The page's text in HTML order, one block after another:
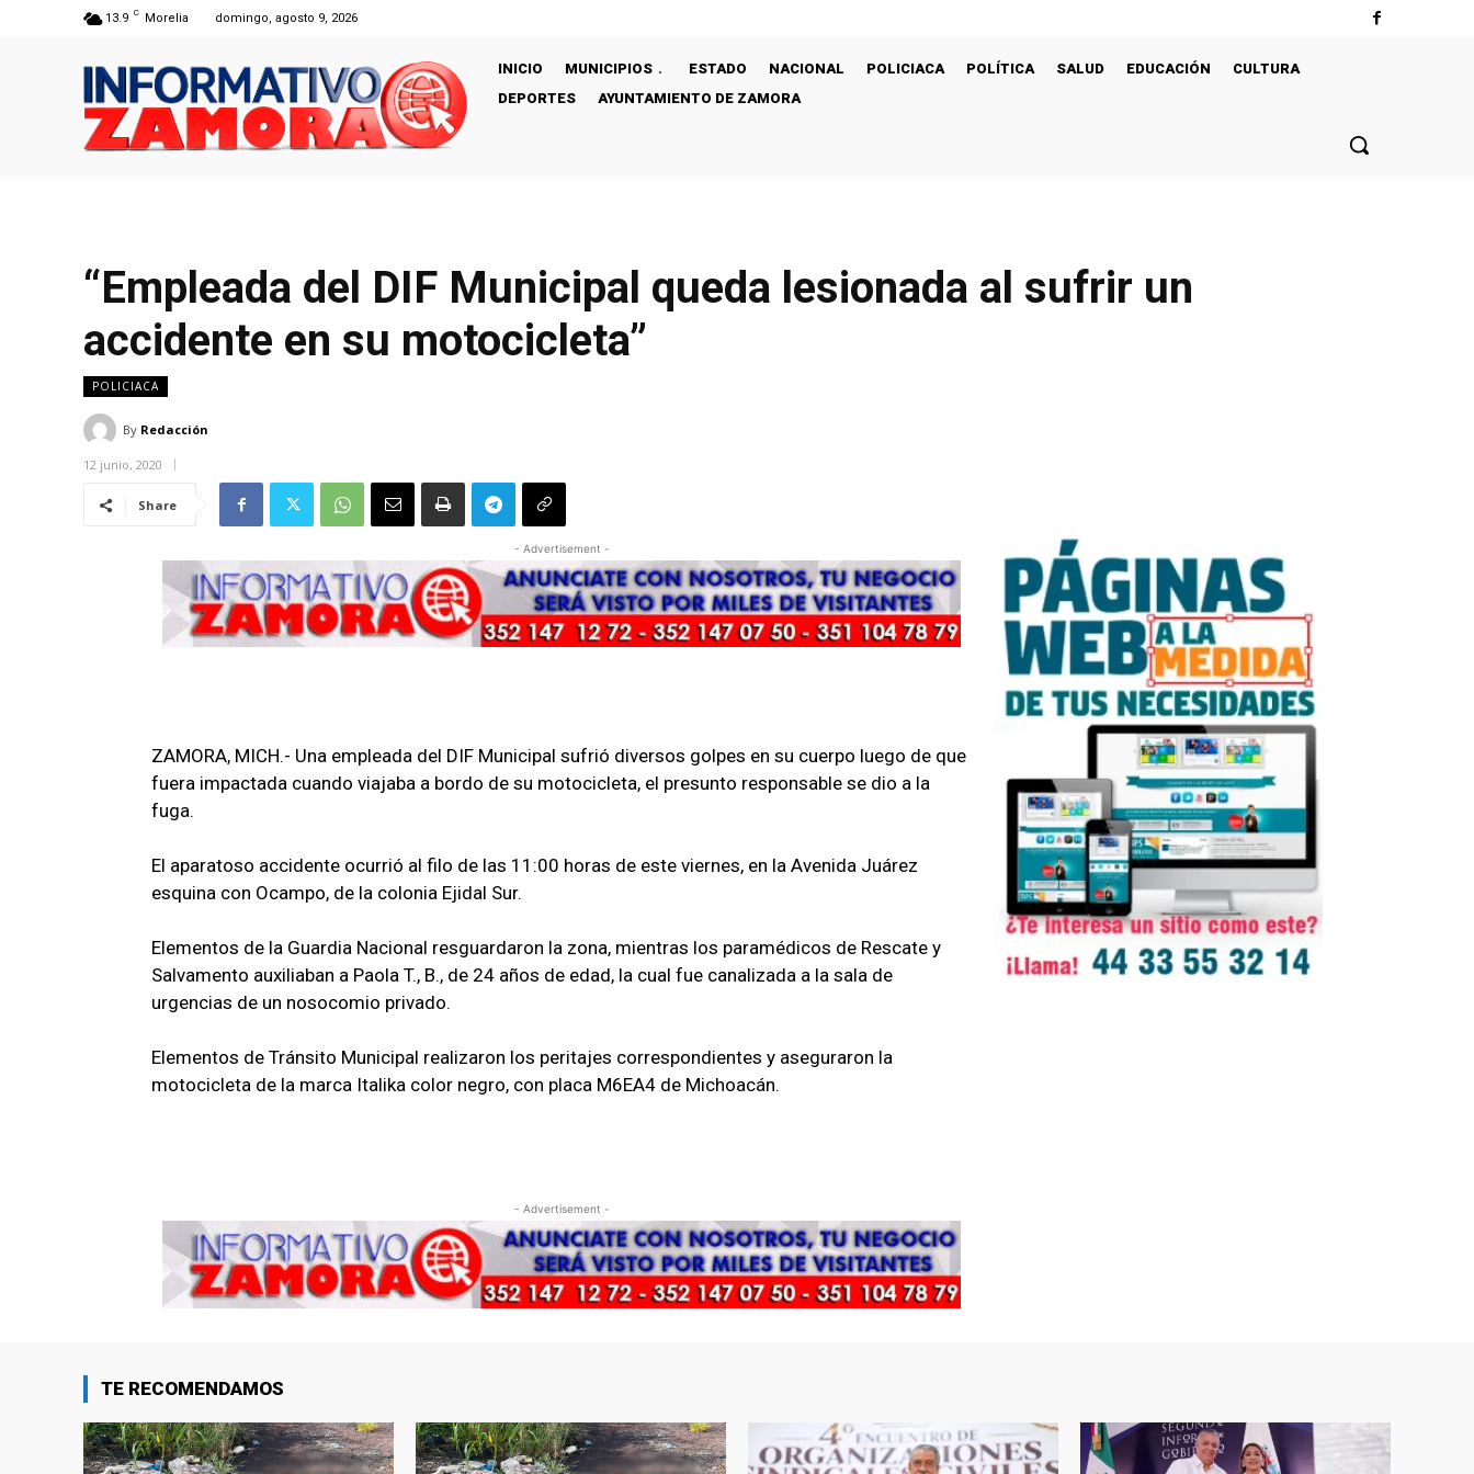
13.9 C Morelia domingo, agosto 9, 2026
INICIO MUNICIPIOS ESTADO NACIONAL POLICIACA POLÍTICA SALUD EDUCACIÓN
CULTURA
DEPORTES
AYUNTAMIENTO DE ZAMORA
“Empleada del DIF Municipal queda lesionada al sufrir un
accidente en su motocicleta”
POLICIACA
By Redacción
12 junio, 2020
Share
- Advertisement -
ZAMORA, MICH.- Una empleada del DIF Municipal sufrió diversos golpes en su cuerpo luego de que
fuera impactada cuando viajaba a bordo de su motocicleta, el presunto responsable se dio a la
fuga.
El aparatoso accidente ocurrió al filo de las 11:00 horas de este viernes, en la Avenida Juárez
esquina con Ocampo, de la colonia Ejidal Sur.
Elementos de la Guardia Nacional resguardaron la zona, mientras los paramédicos de Rescate y
Salvamento auxiliaban a Paola T., B., de 24 años de edad, la cual fue canalizada a la sala de
urgencias de un nosocomio privado.
Elementos de Tránsito Municipal realizaron los peritajes correspondientes y aseguraron la
motocicleta de la marca Italika color negro, con placa M6EA4 de Michoacán.
- Advertisement -
TE RECOMENDAMOS